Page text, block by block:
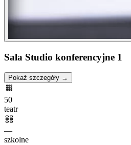
Sala Studio konferencyjne 1
Pokaż szczegóły →
50
teatr
—
szkolne